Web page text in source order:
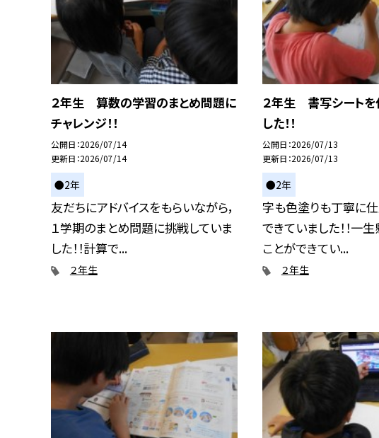
２年生 算数の学習のまとめ問題に
チャレンジ！！
公開日 2026/07/14
更新日 2026/07/14
●2年
友だちにアドバイスをもらいながら，
１学期のまとめ問題に挑戦していま
した！！計算で...
２年生
２年生 書写シートを
した！！
公開日 2026/07/13
更新日 2026/07/13
●2年
字も色塗りも丁寧に
できていました！！一
ことができてい...
２年生